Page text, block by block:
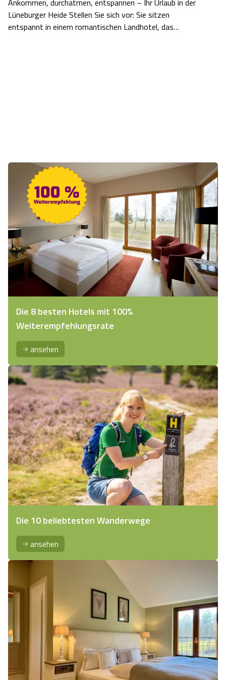
Angebote
Urlaub auf dem Bauernhof
Battle Kart Bispingen
Ankommen, durchatmen, entspannen – Ihr Urlaub in der
Lüneburger Heide Stellen Sie sich vor: Sie sitzen
entspannt in einem romantischen Landhotel, das
Die 8 besten Hotels mit 100%
Weiterempfehlungsrate
ansehen
Die 10 beliebtesten Wanderwege
ansehen